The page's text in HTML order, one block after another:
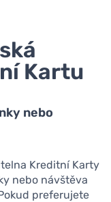
Kartu
nebo
Kreditní Karty
nebo návštěva
preferujete